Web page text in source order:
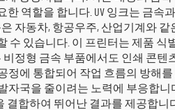
역할을 합니다. UV 잉크는 금속
자동차, 항공우주, 산업기계와 같
수 있습니다. 이 프린터는 제품 식
정형 금속 부품에서도 인쇄 콘텐
정에 통합되어 작업 흐름의 방해
국을 줄이려는 노력에 부응합니
결합하여 뛰어난 결과를 제공합니